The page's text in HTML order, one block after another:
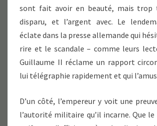
sont fait avoir en beauté, mais trop
disparu, et l’argent avec. Le
éclate dans la presse allemande qui
rire et le scandale – comme leurs
Guillaume II réclame un rapport
lui télégraphie rapidement et qui
D’un côté, l’empereur y voit une
l’autorité militaire qu’il incarne. Que le